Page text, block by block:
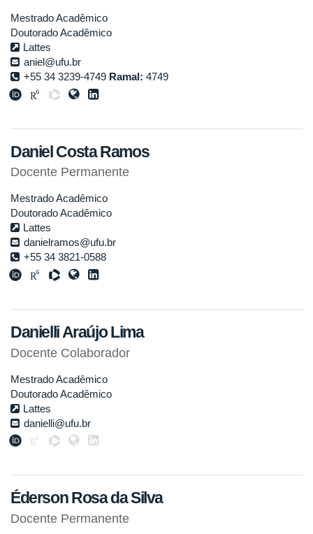
Mestrado Acadêmico
Doutorado Acadêmico
Lattes
aniel@ufu.br
+55 34 3239-4749 Ramal: 4749
Daniel Costa Ramos
Docente Permanente
Mestrado Acadêmico
Doutorado Acadêmico
Lattes
danielramos@ufu.br
+55 34 3821-0588
Danielli Araújo Lima
Docente Colaborador
Mestrado Acadêmico
Doutorado Acadêmico
Lattes
danielli@ufu.br
Éderson Rosa da Silva
Docente Permanente